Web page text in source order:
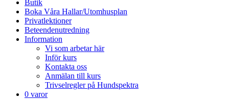
Butik
Boka Våra Hallar/Utomhusplan
Privatlektioner
Beteendenutredning
Information
Vi som arbetar här
Inför kurs
Kontakta oss
Anmälan till kurs
Trivselregler på Hundspektra
0 varor